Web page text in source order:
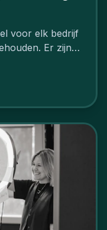
voor elk bedrijf
Er zijn
pak je dat